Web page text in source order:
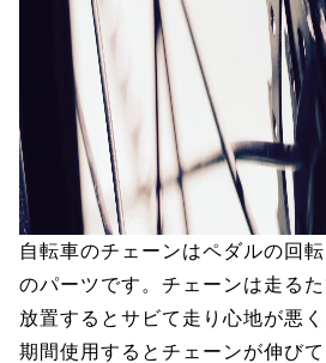
自転車のチェーンはペダルの回
のパーツです。チェーンは走るた
放置するとサビて走り心地が悪
期間使用するとチェーンが伸び